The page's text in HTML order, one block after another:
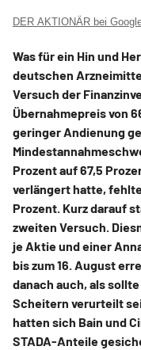
DER AKTIONÄR bei
Was für ein Hin und
deutschen
Versuch der
Übernahmepreis von
geringer Andienung
Prozent auf 67,5
verlängert hatte,
Prozent. Kurz darauf
zweiten Versuch.
je Aktie und einer
bis zum 16. August
danach auch, als
Scheitern verurteilt
hatten sich Bain und
STADA-Anteile